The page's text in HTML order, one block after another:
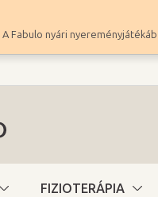
A Fabulo nyári
FIZIOTERÁPIA